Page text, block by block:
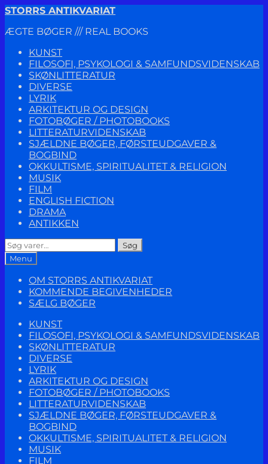
Spring
navigation
Spring
indhold
STORRS ANTIKVARIAT
ÆGTE BØGER /// REAL BOOKS
KUNST
FILOSOFI, PSYKOLOGI & SAMFUNDSVIDENSKAB
SKØNLITTERATUR
DIVERSE
LYRIK
ARKITEKTUR OG DESIGN
FOTOBØGER / PHOTOBOOKS
LITTERATURVIDENSKAB
SJÆLDNE BØGER, FØRSTEUDGAVER &
BOGBIND
OKKULTISME, SPIRITUALITET & RELIGION
MUSIK
FILM
ENGLISH FICTION
DRAMA
ANTIKKEN
Søg
efter:
Søg
Menu
OM STORRS ANTIKVARIAT
KOMMENDE BEGIVENHEDER
SÆLG BØGER
KUNST
FILOSOFI, PSYKOLOGI & SAMFUNDSVIDENSKAB
SKØNLITTERATUR
DIVERSE
LYRIK
ARKITEKTUR OG DESIGN
FOTOBØGER / PHOTOBOOKS
LITTERATURVIDENSKAB
SJÆLDNE BØGER, FØRSTEUDGAVER &
BOGBIND
OKKULTISME, SPIRITUALITET & RELIGION
MUSIK
FILM